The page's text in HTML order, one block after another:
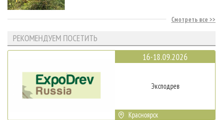
Смотреть все
РЕКОМЕНДУЕМ ПОСЕТИТЬ
16-18.09.2026
Эксподрев
Красноярск